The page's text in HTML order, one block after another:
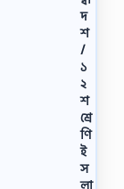
দ
শ
/
১
২
শ
শ্রে
ণি
ই
স
লা